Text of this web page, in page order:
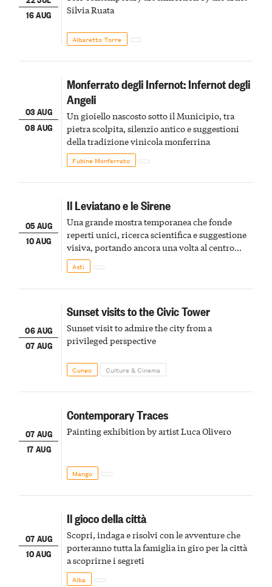
16 AUG
Silvia Ruata
Albaretto Torre
03 AUG
08 AUG
Monferrato degli Infernot: Infernot degli
Angeli
Un gioiello nascosto sotto il Municipio, tra
pietra scolpita, silenzio antico e suggestioni
della tradizione vinicola monferrina
Fubine Monferrato
05 AUG
10 AUG
Il Leviatano e le Sirene
Una grande mostra temporanea che fonde
reperti unici, ricerca scientifica e suggestione
visiva, portando ancora una volta al centro
della scena le meraviglie del passato astigiano
Asti
06 AUG
07 AUG
Sunset visits to the Civic Tower
Sunset visit to admire the city from a
privileged perspective
Cuneo Culture & Cinema
07 AUG
17 AUG
Contemporary Traces
Painting exhibition by artist Luca Olivero
Mango
07 AUG
10 AUG
Il gioco della città
Scopri, indaga e risolvi con le avventure che
porteranno tutta la famiglia in giro per la città
a scoprirne i segreti
Alba